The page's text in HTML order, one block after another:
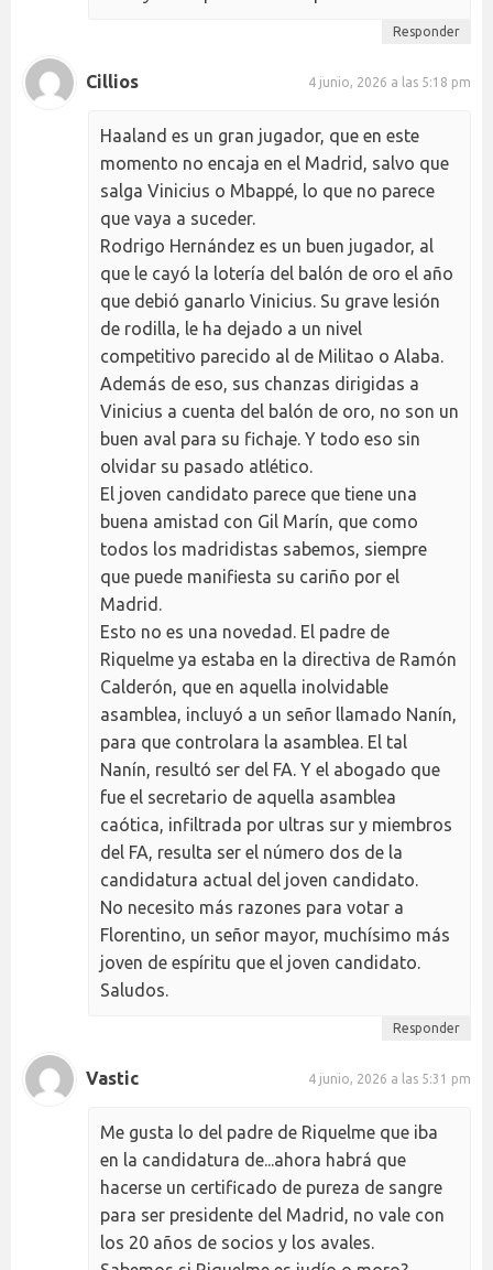
Responder
Cillios 4 junio, 2026 a las 5:18 pm
Haaland es un gran jugador, que en este
momento no encaja en el Madrid, salvo que
salga Vinicius o Mbappé, lo que no parece
que vaya a suceder.
Rodrigo Hernández es un buen jugador, al
que le cayó la lotería del balón de oro el año
que debió ganarlo Vinicius. Su grave lesión
de rodilla, le ha dejado a un nivel
competitivo parecido al de Militao o Alaba.
Además de eso, sus chanzas dirigidas a
Vinicius a cuenta del balón de oro, no son un
buen aval para su fichaje. Y todo eso sin
olvidar su pasado atlético.
El joven candidato parece que tiene una
buena amistad con Gil Marín, que como
todos los madridistas sabemos, siempre
que puede manifiesta su cariño por el
Madrid.
Esto no es una novedad. El padre de
Riquelme ya estaba en la directiva de Ramón
Calderón, que en aquella inolvidable
asamblea, incluyó a un señor llamado Nanín,
para que controlara la asamblea. El tal
Nanín, resultó ser del FA. Y el abogado que
fue el secretario de aquella asamblea
caótica, infiltrada por ultras sur y miembros
del FA, resulta ser el número dos de la
candidatura actual del joven candidato.
No necesito más razones para votar a
Florentino, un señor mayor, muchísimo más
joven de espíritu que el joven candidato.
Saludos.
Responder
Vastic 4 junio, 2026 a las 5:31 pm
Me gusta lo del padre de Riquelme que iba
en la candidatura de...ahora habrá que
hacerse un certificado de pureza de sangre
para ser presidente del Madrid, no vale con
los 20 años de socios y los avales.